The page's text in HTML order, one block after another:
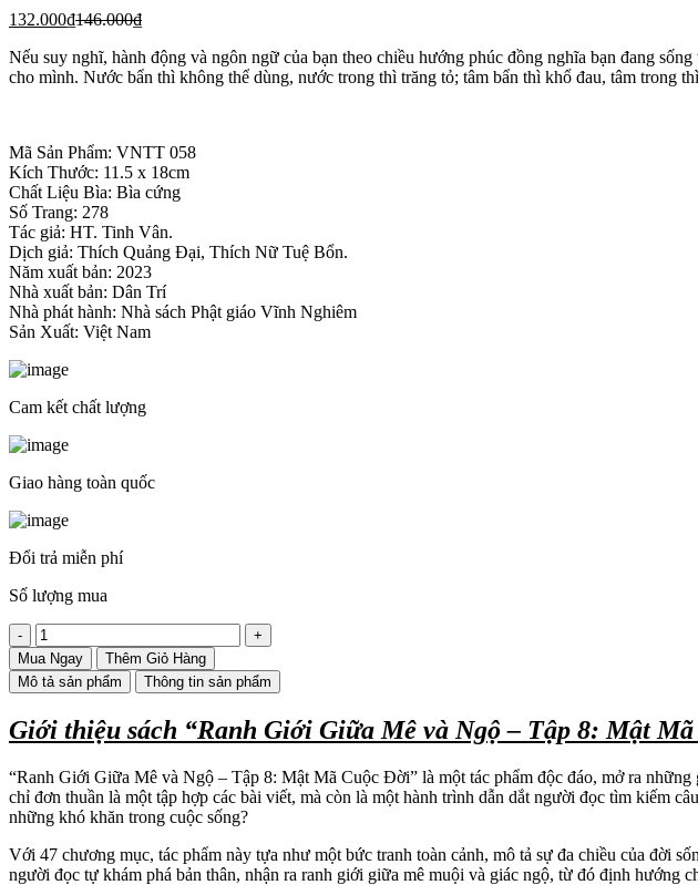
132.000₫146.000₫
Nếu suy nghĩ, hành động và ngôn ngữ của bạn theo chiều hướng phúc đồng nghĩa bạn đang
cho mình. Nước bẩn thì không thể dùng, nước trong thì trăng tỏ; tâm bẩn thì khổ đau, tâm trong
Mã Sản Phẩm: VNTT 058
Kích Thước: 11.5 x 18cm
Chất Liệu Bìa: Bìa cứng
Số Trang: 278
Tác giả: HT. Tinh Vân.
Dịch giả: Thích Quảng Đại, Thích Nữ Tuệ Bổn.
Năm xuất bản: 2023
Nhà xuất bản: Dân Trí
Nhà phát hành: Nhà sách Phật giáo Vĩnh Nghiêm
Sản Xuất: Việt Nam
Cam kết chất lượng
Giao hàng toàn quốc
Đổi trả miễn phí
Số lượng mua
Tuyển
tập
Ranh
giới
mê
ngộ
-
Tập
quantity
Mua Ngay
Thêm Giỏ Hàng
Mô tả sản phẩm
Thông tin sản phẩm
Giới thiệu sách “Ranh Giới Giữa Mê và Ngộ – Tập 8: Mật
“Ranh Giới Giữa Mê và Ngộ – Tập 8: Mật Mã Cuộc Đời” là một tác phẩm độc đáo, mở ra
chỉ đơn thuần là một tập hợp các bài viết, mà còn là một hành trình dẫn dắt người đọc tìm kiếm
những khó khăn trong cuộc sống?
Với 47 chương mục, tác phẩm này tựa như một bức tranh toàn cảnh, mô tả sự đa chiều của đời
người đọc tự khám phá bản thân, nhận ra ranh giới giữa mê muội và giác ngộ, từ đó định hướng